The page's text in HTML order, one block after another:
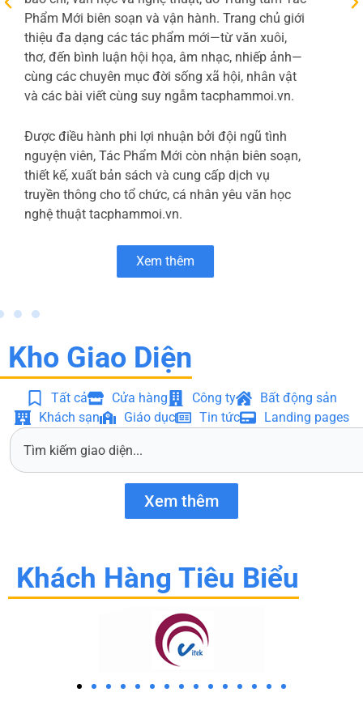
tranh nhờ dây chuyền tự động
Xem thêm
Kho Giao Diện
Tất cả Cửa hàng Công ty
Bất động sản
Khách sạn
Giáo dục Tin tức Landing pages
S
Xem thêm
Khách Hàng Tiêu Biểu